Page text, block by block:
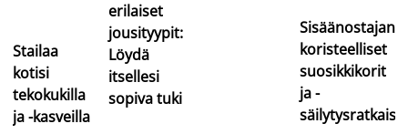
Stailaa
kotisi
tekokukilla
ja -kasveilla
erilaiset
jousityypit:
Löydä
itsellesi
sopiva tuki
Sisäänostajan
koristeelliset
suosikkikorit
ja -